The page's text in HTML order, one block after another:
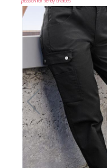
VÊTEMENTSDE TRAVAIL
OBJETS& HIGH-TECH
PARAPLUIES & BAGAGERIE
VÊTEMENTS
VÊTEMENTSD'IMAGE
LINGE DEMAISON
NOUVEAUTÉS